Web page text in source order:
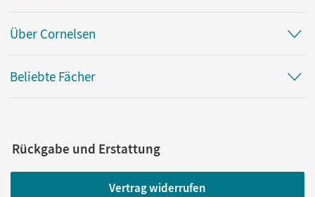
Über Cornelsen
Beliebte Fächer
Rückgabe und Erstattung
Vertrag widerrufen